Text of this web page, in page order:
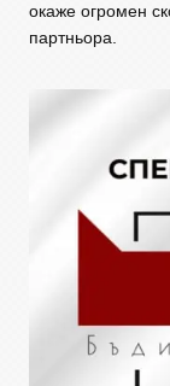
окаже огромен
партньора.